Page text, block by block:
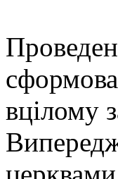
вцілому